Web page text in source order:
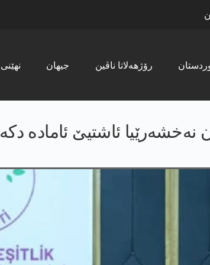
نھێنی جیھان رۆژھەلاتا ناڤین
نەخشەرێیا ئاشتیێ ئامادە دکە